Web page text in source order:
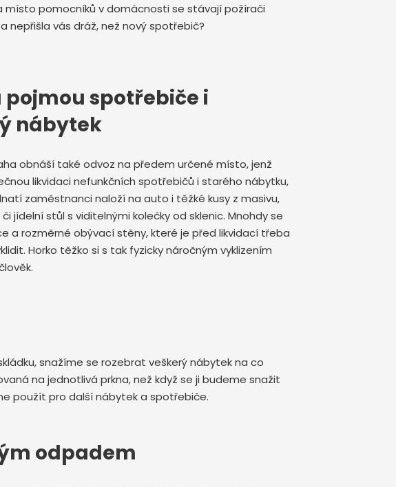
místo pomocníků v domácnosti se stávají požírači
nepřišla vás dráž, než nový spotřebič?
pojmou spotřebiče i
nábytek
obnáší také odvoz na předem určené místo, jenž
likvidaci nefunkčních spotřebičů i starého nábytku,
zaměstnanci naloží na auto i těžké kusy z masivu,
jídelní stůl s viditelnými kolečky od sklenic. Mnohdy se
a rozměrné obývací stěny, které je před likvidací třeba
Horko těžko si s tak fyzicky náročným vyklizením
snažíme se rozebrat veškerý nábytek na co
na jednotlivá prkna, než když se ji budeme snažit
použít pro další nábytek a spotřebiče.
odpadem